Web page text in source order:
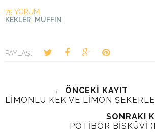
75 YORUM
KEKLER, MUFFIN
PAYLAŞ:
← ÖNCEKİ KAYIT
LİMONLU KEK VE LİMON
SONRAKI
PÖTİBÖR BİSKÜVİ